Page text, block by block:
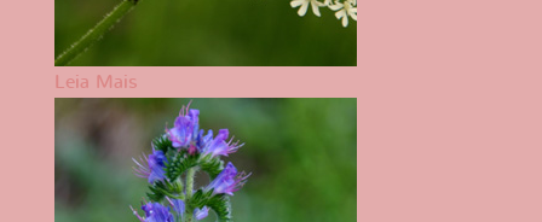
Leia Mais